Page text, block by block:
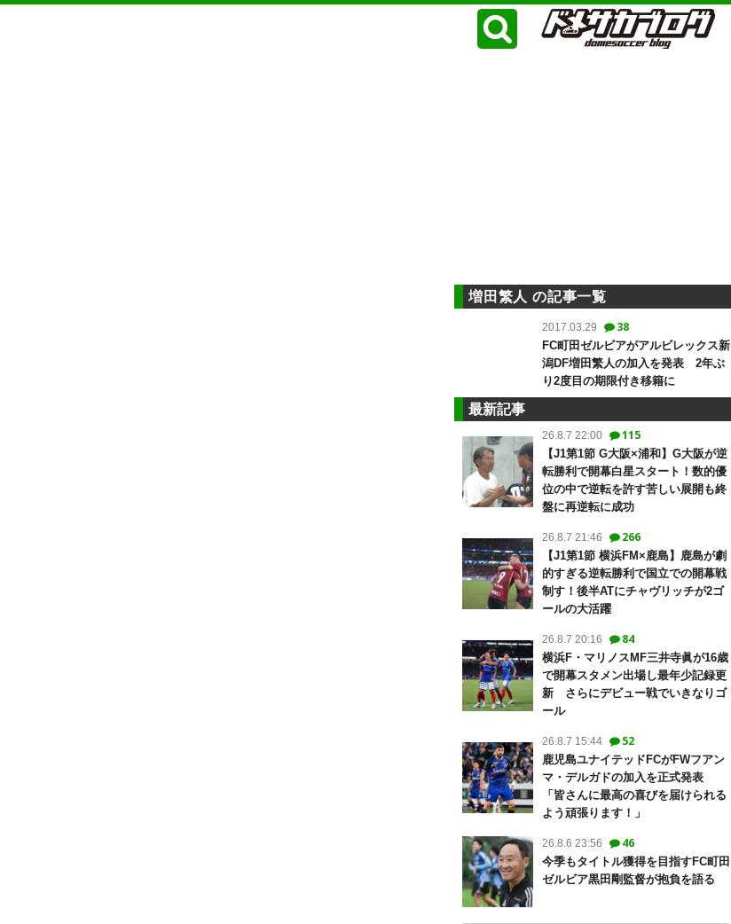
増田繁人 の記事一覧
2017.03.29 38
FC町田ゼルビアがアルビレックス新
潟DF増田繁人の加入を発表 2年ぶ
り2度目の期限付き移籍に
最新記事
26.8.7 22:00 115
【J1第1節 G大阪×浦和】G大阪が逆
転勝利で開幕白星スタート！数的優
位の中で逆転を許す苦しい展開も終
盤に再逆転に成功
26.8.7 21:46 266
【J1第1節 横浜FM×鹿島】鹿島が劇
的すぎる逆転勝利で国立での開幕戦
制す！後半ATにチャヴリッチが2ゴ
ールの大活躍
26.8.7 20:16 84
横浜F・マリノスMF三井寺眞が16歳
で開幕スタメン出場し最年少記録更
新 さらにデビュー戦でいきなりゴ
ール
26.8.7 15:44 52
鹿児島ユナイテッドFCがFWフアン
マ・デルガドの加入を正式発表
「皆さんに最高の喜びを届けられる
よう頑張ります！」
26.8.6 23:56 46
今季もタイトル獲得を目指すFC町田
ゼルビア黒田剛監督が抱負を語る